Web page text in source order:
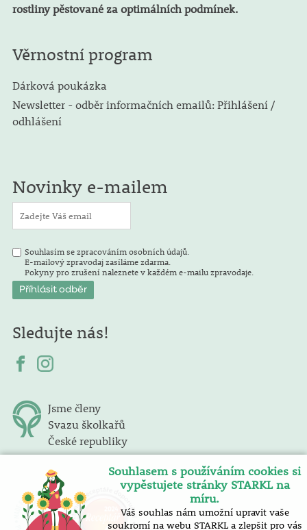
rostliny pěstované za optimálních podmínek.
Věrnostní program
Dárková poukázka
Newsletter - odběr informačních emailů: Přihlášení /
odhlášení
Novinky e-mailem
Souhlasím se zpracováním osobních údajů.
E-mailový zpravodaj zasíláme zdarma.
Pokyny pro zrušení naleznete v každém e-mailu zpravodaje.
Sledujte nás!
Jsme členy
Svazu školkařů
České republiky
Souhlasem s používáním cookies si
vypěstujete stránky STARKL na
míru.
Váš souhlas nám umožní upravit vaše
soukromí na webu STARKL a zlepšit pro vás